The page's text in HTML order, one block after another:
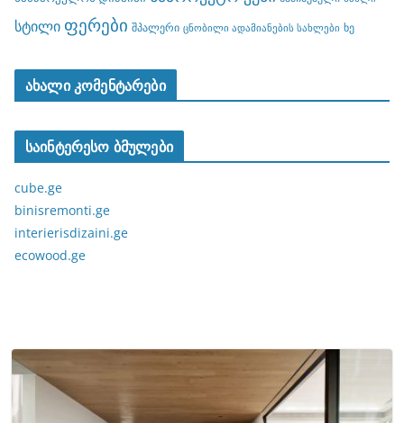
სტილი ფერები შპალერი ცნობილი ადამიანების სახლები ხე
ახალი კომენტარები
საინტერესო ბმულები
cube.ge
binisremonti.ge
interierisdizaini.ge
ecowood.ge